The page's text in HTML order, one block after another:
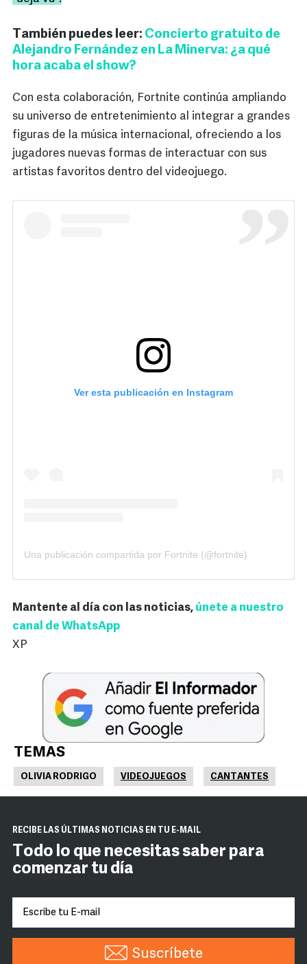
También puedes leer: Concierto gratuito de
Alejandro Fernández en La Minerva: ¿a qué
hora acaba el show?
Con esta colaboración, Fortnite continúa ampliando
su universo de entretenimiento al integrar a grandes
figuras de la música internacional, ofreciendo a los
jugadores nuevas formas de interactuar con sus
artistas favoritos dentro del videojuego.
Ver esta publicación en Instagram
Una publicación compartida por Fortnite (@fortnite)
Mantente al día con las noticias, únete a nuestro
canal de WhatsApp
XP
TEMAS
OLIVIA RODRIGO VIDEOJUEGOS CANTANTES
RECIBE LAS ÚLTIMAS NOTICIAS EN TU E-MAIL
Todo lo que necesitas saber para
comenzar tu día
Suscríbete